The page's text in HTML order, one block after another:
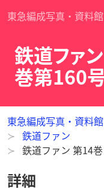
東急編成写真・資料館
鉄道ファ
巻第160
東急編成写真・資料館
鉄道ファン
鉄道ファン 第14
詳細